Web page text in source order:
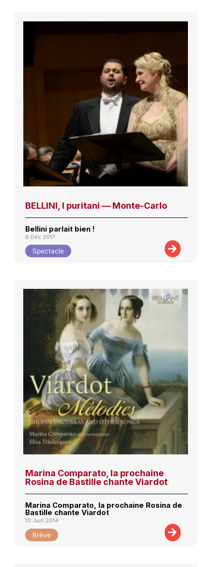
BELLINI, I puritani — Monte-Carlo
Bellini parlait bien !
6 Déc 2017
Spectacle
Marina Comparato, la prochaine
Rosina de Bastille chante Viardot
Marina Comparato, la prochaine Rosina de
Bastille chante Viardot
10 Juin 2014
Brève